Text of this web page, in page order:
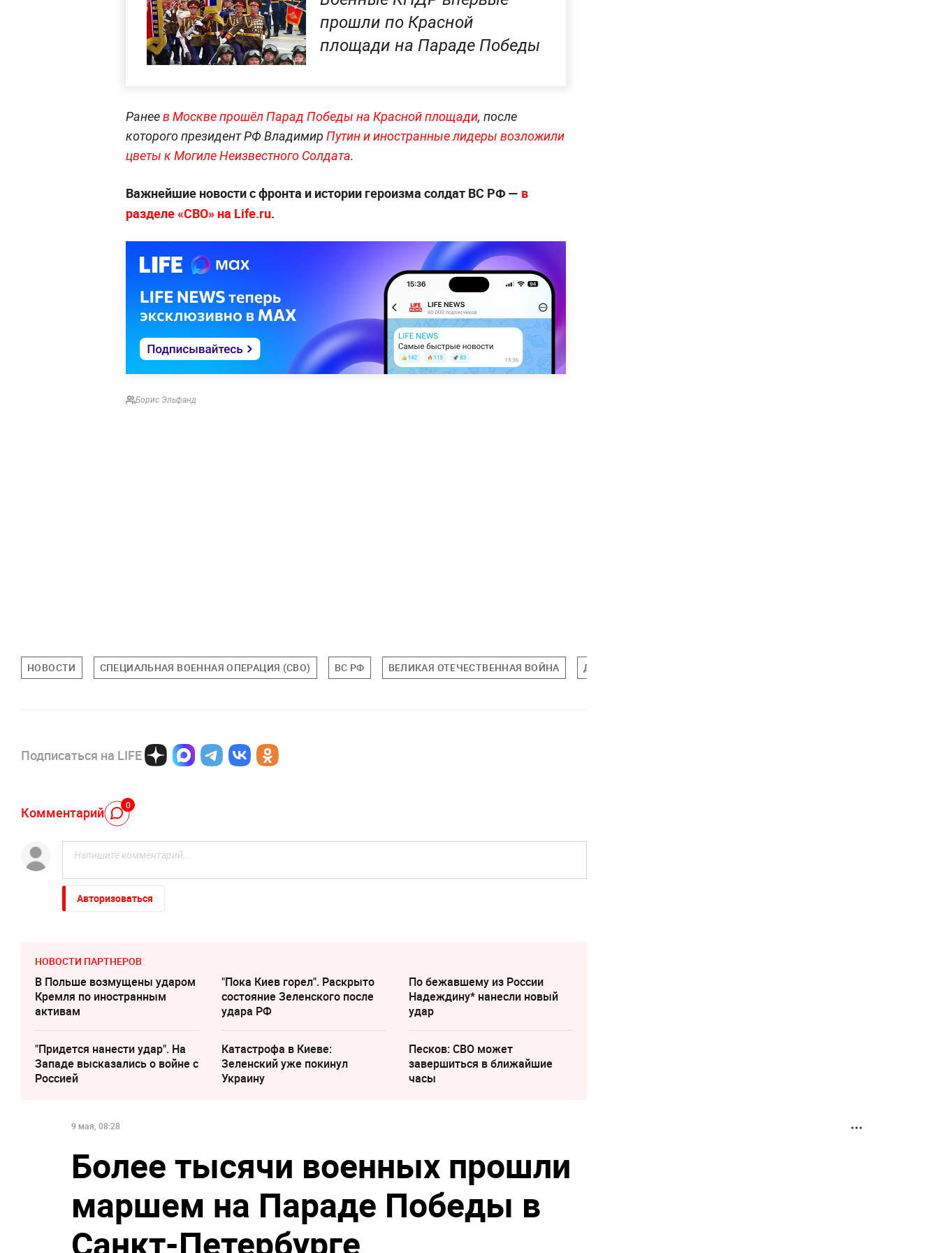
прошли по Красной
площади на Параде Победы
Ранеев Москве прошёл Парад Победы на Красной площади, после
которого президент РФ Владимир Путин и иностранные лидеры возложили
цветы к Могиле Неизвестного Солдата.
Важнейшие новости с фронта и истории героизма солдат ВС РФ — в
разделе «СВО» на Life.ru.
Борис Эльфанд
НОВОСТИ СПЕЦИАЛЬНАЯ ВОЕННАЯ ОПЕРАЦИЯ (СВО) ВС РФ ВЕЛИКАЯ ОТЕЧЕСТВЕННАЯ ВОЙНА ДЕНЬ ПОБЕДЫ
Подписаться на LIFE
Комментарий 0
Авторизоваться
НОВОСТИ ПАРТНЕРОВ
В Польше возмущены ударом
Кремля по иностранным
активам
"Пока Киев горел". Раскрыто
состояние Зеленского после
удара РФ
По бежавшему из России
Надеждину* нанесли новый
удар
"Придется нанести удар". На
Западе высказались о войне с
Россией
Катастрофа в Киеве:
Зеленский уже покинул
Украину
Песков: СВО может
завершиться в ближайшие
часы
9 мая, 08:28
Более тысячи военных прошли
маршем на Параде Победы в
Санкт-Петербурге